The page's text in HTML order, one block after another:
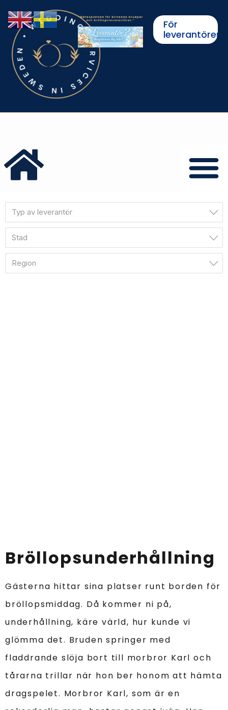
För
leverantörer
Typ av leverantör
Stad
Region
Bröllopsunderhållning
Gästerna hittar sina platser runt borden för
bröllopsmiddag. Då kommer ni på,
underhållning, käre värld, hur kunde vi
glömma det. Bruden springer med
fladdrande slöja bort till morbror Karl och
tårarna trillar när hon ber honom att hämta
dragspelet. Morbror Karl, som är en